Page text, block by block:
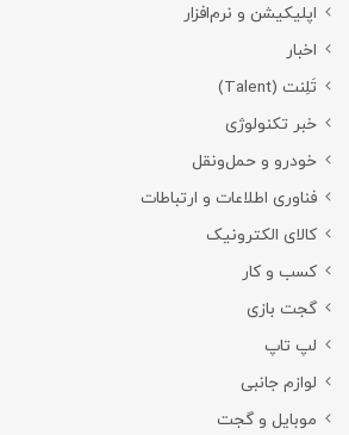
اپلیکیشن و نرم‌افزار
اخبار
تَلِنت (Talent)
خبر تکنولوژی
خودرو و حمل‌و‌نقل
فناوری اطلاعات و ارتباطات
کالای الکترونیک
کسب و کار
گجت بازی
لپ تاپ
لوازم جانبی
موبایل و گجت